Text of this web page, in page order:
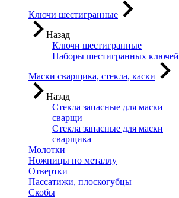
Ключи шестигранные
Назад
Ключи шестигранные
Наборы шестигранных ключей
Маски сварщика, стекла, каски
Назад
Стекла запасные для маски
сварщи
Стекла запасные для маски
сварщика
Молотки
Ножницы по металлу
Отвертки
Пассатижи, плоскогубцы
Скобы